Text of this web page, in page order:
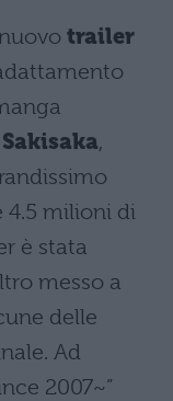
trailer
,
4.5 milioni di
è stata
messo a
delle
Ad
2007~”